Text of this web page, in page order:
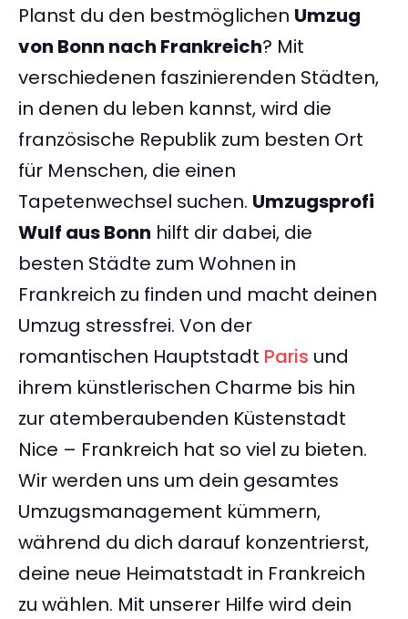
Planst du den bestmöglichen Umzug
von Bonn nach Frankreich? Mit
verschiedenen faszinierenden Städten,
in denen du leben kannst, wird die
französische Republik zum besten Ort
für Menschen, die einen
Tapetenwechsel suchen. Umzugsprofi
Wulf aus Bonn hilft dir dabei, die
besten Städte zum Wohnen in
Frankreich zu finden und macht deinen
Umzug stressfrei. Von der
romantischen Hauptstadt Paris und
ihrem künstlerischen Charme bis hin
zur atemberaubenden Küstenstadt
Nice – Frankreich hat so viel zu bieten.
Wir werden uns um dein gesamtes
Umzugsmanagement kümmern,
während du dich darauf konzentrierst,
deine neue Heimatstadt in Frankreich
zu wählen. Mit unserer Hilfe wird dein